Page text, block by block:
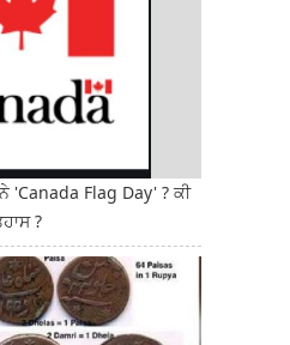
'Canada Flag Day' ? ਕੀ
?